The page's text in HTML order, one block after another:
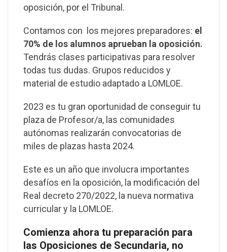
oposición, por el Tribunal.
Contamos con los mejores preparadores: el
70% de los alumnos aprueban la oposición.
Tendrás clases participativas para resolver
todas tus dudas. Grupos reducidos y
material de estudio adaptado a LOMLOE.
2023 es tu gran oportunidad de conseguir tu
plaza de Profesor/a, las comunidades
autónomas realizarán convocatorias de
miles de plazas hasta 2024.
Este es un año que involucra importantes
desafíos en la oposición, la modificación del
Real decreto 270/2022, la nueva normativa
curricular y la LOMLOE.
Comienza ahora tu preparación para
las Oposiciones de Secundaria, no